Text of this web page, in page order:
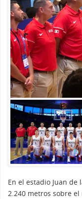
En el estadio Juan de
2.240 metros sobre